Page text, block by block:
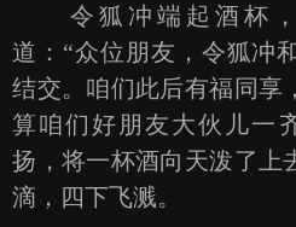
令狐冲端起酒杯，
道：“众位朋友，令狐冲
结交。咱们此后有福同享
算咱们好朋友大伙儿一
扬，将一杯酒向天泼了上
滴，四下飞溅。